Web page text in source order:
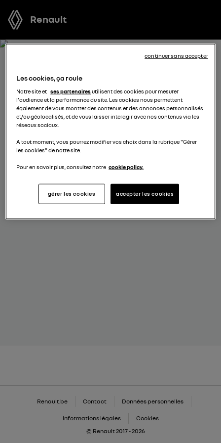
Renault
RECEVEZ GRATUITEMENT
VOTRE OFFRE POUR RAFALE
FULL HYBRID E-TECH
proposer l’offre la plus avantageuse, des solutions de
conseiller dans votre projet d’achat.
complétez vos coordonnées
Renault.be Contact Données personnelles
Informations légales
Cookies
© Renault 2017 - 2026
Les cookies, ça roule
Notre site et ses partenairesutilisent des cookies pour mesurer
l'audience et la performance du site. Les cookies nous permettent
également de vous montrer des contenus et des annonces personnalisés
et/ou géolocalisés, et de vous laisser interagir avec nos contenus via les
réseaux sociaux.
A tout moment, vous pourrez modifier vos choix dans la rubrique "Gérer
les cookies" de notre site.
Pour en savoir plus, consultez notre cookie policy.
accepter les cookies
gérer les cookies
continuer sans accepter